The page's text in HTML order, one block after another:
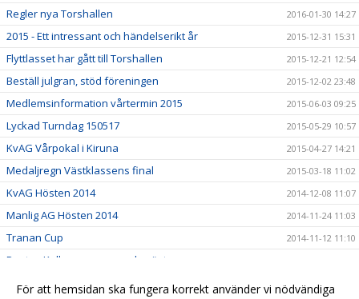
Regler nya Torshallen 2016-01-30 14:27
2015 - Ett intressant och händelserikt år 2015-12-31 15:31
Flyttlasset har gått till Torshallen 2015-12-21 12:54
Beställ julgran, stöd föreningen 2015-12-02 23:48
Medlemsinformation vårtermin 2015 2015-06-03 09:25
Lyckad Turndag 150517 2015-05-29 10:57
KvAG Vårpokal i Kiruna 2015-04-27 14:21
Medaljregn Västklassens final 2015-03-18 11:02
KvAG Hösten 2014 2014-12-08 11:07
Manlig AG Hösten 2014 2014-11-24 11:03
Tranan Cup 2014-11-12 11:10
Pontus Kallanvaara svensk mästare
Turn Dagen 2014 2014-11-11 14:29
För att hemsidan ska fungera korrekt använder vi nödvändiga